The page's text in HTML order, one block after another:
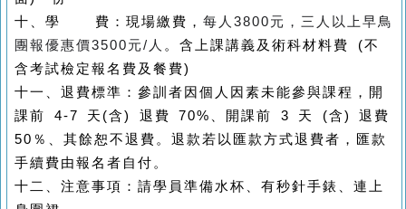
十、學 費：現場繳費，每人3800元，三人以上早鳥
團報優惠價3500元/人 。含上課講義及術科材料費 (不
含考試檢定報名費及餐費)
十一、退費標準：參訓者因個人因素未能參與課程，開
課前 4-7 天(含) 退費 70%、開課前 3 天 (含) 退費
50％、其餘恕不退費。退款若以匯款方式退費者，匯款
手續費由報名者自付。
十二、注意事項：請學員準備水杯、有秒針手錶、連上